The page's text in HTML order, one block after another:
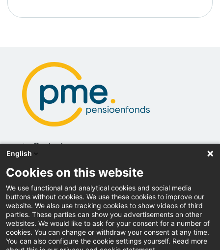
Contact
Actueel
Vacatures
Inloggen
Downloads
Pers
English
Cookies on this website
We use functional and analytical cookies and social media
buttons without cookies. We use these cookies to improve our
website. We also use tracking cookies to show videos of third
parties. These parties can show you advertisements on other
websites. We would like to ask for your consent for a number of
cookies. You can change or withdraw your consent at any time.
You can also configure the cookie settings yourself. Read more